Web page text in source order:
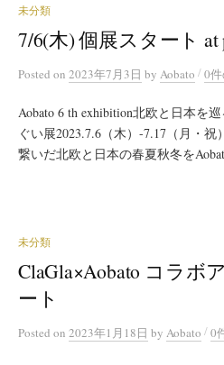
未分類
7/6(木) 個展スタート at
Posted on 2023年7月3日 by Aobato /0
Aobato 6 th exhibition北欧と日本を
ぐい展2023.7.6（木）-7.17（月・
繋いだ北欧と日本の春夏秋冬を
未分類
ClaGla×Aobato コラボ
ート
Posted on 2023年1月18日 by Aobato /0